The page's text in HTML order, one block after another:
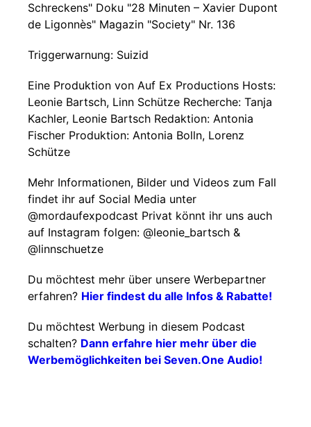
Schreckens" Doku "28 Minuten – Xavier Dupont
de Ligonnès" Magazin "Society" Nr. 136
Triggerwarnung: Suizid
Eine Produktion von Auf Ex Productions Hosts:
Leonie Bartsch, Linn Schütze Recherche: Tanja
Kachler, Leonie Bartsch Redaktion: Antonia
Fischer Produktion: Antonia Bolln, Lorenz
Schütze
Mehr Informationen, Bilder und Videos zum Fall
findet ihr auf Social Media unter
@mordaufexpodcast Privat könnt ihr uns auch
auf Instagram folgen: @leonie_bartsch &
@linnschuetze
Du möchtest mehr über unsere Werbepartner
erfahren? Hier findest du alle Infos & Rabatte!
Du möchtest Werbung in diesem Podcast
schalten? Dann erfahre hier mehr über die
Werbemöglichkeiten bei Seven.One Audio!